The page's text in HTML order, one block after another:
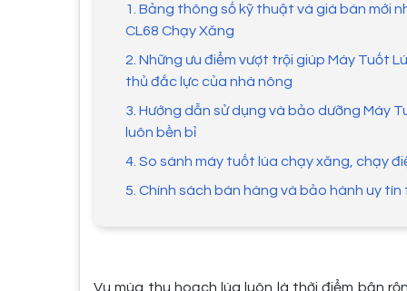
1. Bảng thông số kỹ thuật và giá bán mới
CL68 Chạy Xăng
2. Những ưu điểm vượt trội giúp Máy Tuốt
thủ đắc lực của nhà nông
3. Hướng dẫn sử dụng và bảo dưỡng Máy
luôn bền bỉ
4. So sánh máy tuốt lúa chạy xăng, chạy
5. Chính sách bán hàng và bảo hành uy
Vụ mùa thu hoạch lúa luôn là thời điểm bận